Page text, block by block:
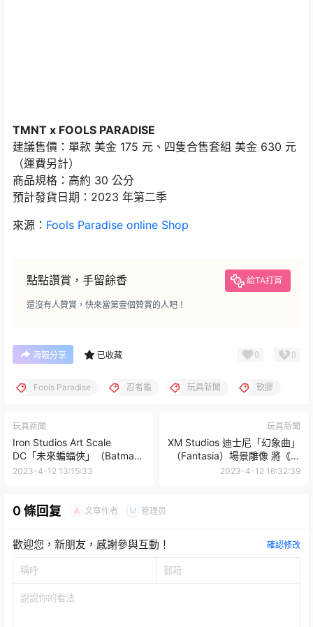
TMNT x FOOLS PARADISE
建議售價：單款 美金 175 元、四隻合售套組 美金 630 元
（運費另計）
商品規格：高約 30 公分
預計發貨日期：2023 年第二季
來源： Fools Paradise online Shop
點點讚賞，手留餘香 給TA打賞
還沒有人贊賞，快來當第壹個贊賞的人吧！
海報分享 已收藏 0 0
Fools Paradise 忍者龜 玩具新聞 軟膠
玩具新聞
Iron Studios Art Scale
DC「未來蝙蝠俠」（Batman
Beyond）1/10 比例全身雕像
2023-4-12 13:15:33
玩具新聞
XM Studios 迪士尼「幻象曲」
（Fantasia）場景雕像 將《魔
法師的學徒》故事精華濃縮的
2023-4-12 16:32:39
0 條回复 A 文章作者 M 管理员
歡迎您，新朋友，感謝參與互動！ 確認修改